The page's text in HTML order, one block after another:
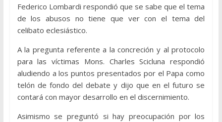
Federico Lombardi respondió que se sabe que el tema
de los abusos no tiene que ver con el tema del
celibato eclesiástico.
A la pregunta referente a la concreción y al protocolo
para las víctimas Mons. Charles Scicluna respondió
aludiendo a los puntos presentados por el Papa como
telón de fondo del debate y dijo que en el futuro se
contará con mayor desarrollo en el discernimiento.
Asimismo se preguntó si hay preocupación por los